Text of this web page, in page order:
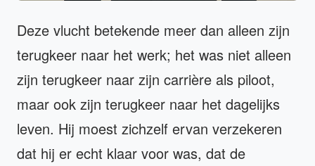
Deze vlucht betekende meer dan alleen zijn
terugkeer naar het werk; het was niet alleen
zijn terugkeer naar zijn carrière als piloot,
maar ook zijn terugkeer naar het dagelijks
leven. Hij moest zichzelf ervan verzekeren
dat hij er echt klaar voor was, dat de